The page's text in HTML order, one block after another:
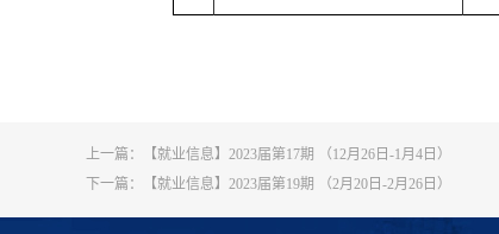
上一篇：
【就业信息】2023届第17期 （12月26日-1月4日）
下一篇：
【就业信息】2023届第19期 （2月20日-2月26日）